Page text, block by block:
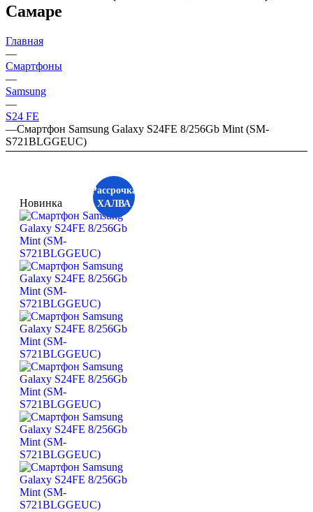
Самаре
Главная
—
Смартфоны
—
Samsung
—
S24 FE
—Смартфон Samsung Galaxy S24FE 8/256Gb Mint (SM-
S721BLGGEUC)
Рассрочка
ХАЛВА
Новинка